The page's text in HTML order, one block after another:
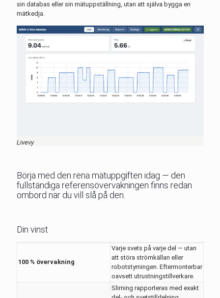
sin databas eller sin mätuppställning, utan att själva bygga en
mätkedja.
Livevy
Börja med den rena mätuppgiften idag — den
fullständiga referensövervakningen finns redan
ombord när du vill slå på den.
Din vinst
100 % övervakning
Varje svets på varje del — utan
att störa strömkällan eller
robotstyrningen. Eftermonterbar
oavsett utrustningstillverkare.
Slirning rapporteras med exakt